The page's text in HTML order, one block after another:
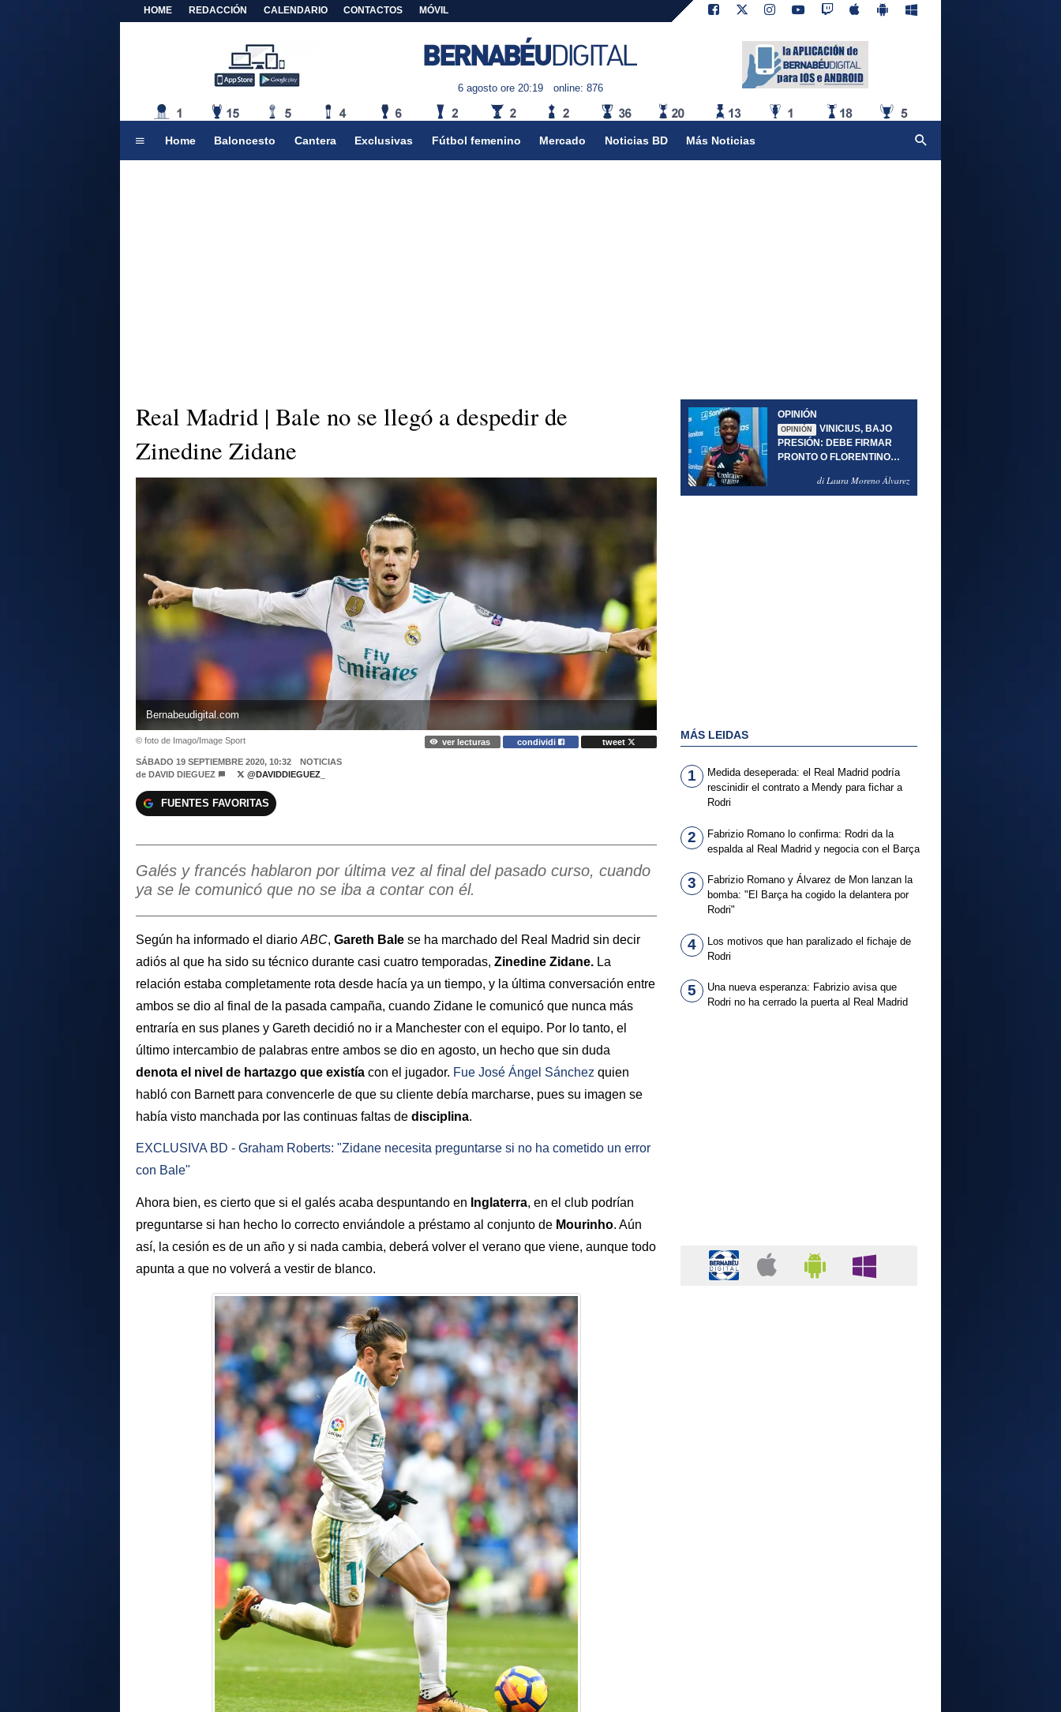
HOME REDACCIÓN CALENDARIO CONTACTOS MÓVIL
6 agosto ore 20:19 online: 876
Home Baloncesto Cantera Exclusivas Fútbol femenino Mercado Noticias BD Más Noticias
Real Madrid | Bale no se llegó a despedir de
Zinedine Zidane
Bernabeudigital.com
© foto de Imago/Image Sport ver lecturas condividi tweet
SÁBADO 19 SEPTIEMBRE 2020, 10:32
NOTICIAS
de DAVID DIEGUEZ @DAVIDDIEGUEZ_
FUENTES FAVORITAS
Galés y francés hablaron por última vez al final del pasado curso, cuando
ya se le comunicó que no se iba a contar con él.
Según ha informado el diario ABC, Gareth Bale se ha marchado del Real Madrid sin decir
adiós al que ha sido su técnico durante casi cuatro temporadas, Zinedine Zidane. La
relación estaba completamente rota desde hacía ya un tiempo, y la última conversación entre
ambos se dio al final de la pasada campaña, cuando Zidane le comunicó que nunca más
entraría en sus planes y Gareth decidió no ir a Manchester con el equipo. Por lo tanto, el
último intercambio de palabras entre ambos se dio en agosto, un hecho que sin duda
denota el nivel de hartazgo que existía con el jugador. Fue José Ángel Sánchez quien
habló con Barnett para convencerle de que su cliente debía marcharse, pues su imagen se
había visto manchada por las continuas faltas de disciplina.
EXCLUSIVA BD - Graham Roberts: "Zidane necesita preguntarse si no ha cometido un error
con Bale"
Ahora bien, es cierto que si el galés acaba despuntando en Inglaterra, en el club podrían
preguntarse si han hecho lo correcto enviándole a préstamo al conjunto de Mourinho. Aún
así, la cesión es de un año y si nada cambia, deberá volver el verano que viene, aunque todo
apunta a que no volverá a vestir de blanco.
OPINIÓN
OPINIÓN
VINICIUS, BAJO
PRESIÓN: DEBE FIRMAR
PRONTO O FLORENTINO
di Laura Moreno Álvarez
MÁS LEIDAS
1
Medida deseperada: el Real Madrid podría
rescinidir el contrato a Mendy para fichar a
Rodri
2
Fabrizio Romano lo confirma: Rodri da la
espalda al Real Madrid y negocia con el Barça
3
Fabrizio Romano y Álvarez de Mon lanzan la
bomba: "El Barça ha cogido la delantera por
Rodri"
4
Los motivos que han paralizado el fichaje de
Rodri
5
Una nueva esperanza: Fabrizio avisa que
Rodri no ha cerrado la puerta al Real Madrid